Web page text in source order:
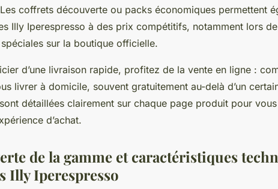
coffrets découverte ou packs économiques permettent
Illy Iperespresso à des prix compétitifs, notamment lors
spéciales sur la boutique officielle.
d’une livraison rapide, profitez de la vente en ligne :
livrer à domicile, souvent gratuitement au-delà d’un
détaillées clairement sur chaque page produit pour
d’achat.
de la gamme et caractéristiques
Illy Iperespresso